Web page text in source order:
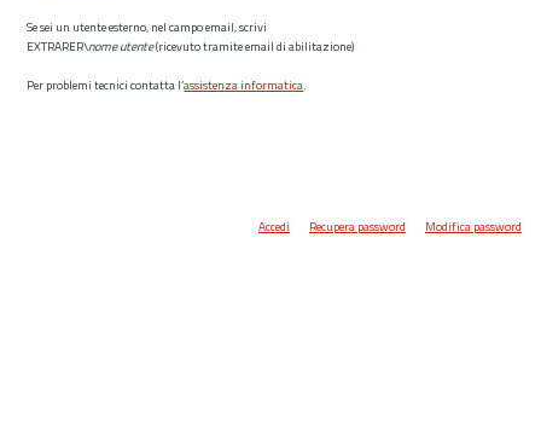
Se sei un utente esterno, nel campo email, scrivi
EXTRARER\nome utente(ricevuto tramite email di abilitazione)
Per problemi tecnici contatta l’assistenza informatica.
Accedi Recupera password Modifica password